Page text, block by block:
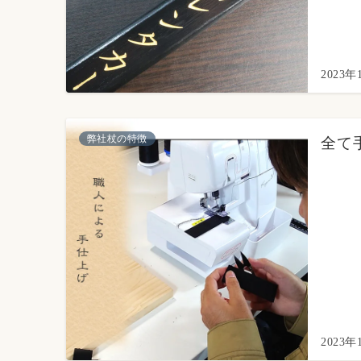
2023年
弊社杖の特徴 全て
2023年